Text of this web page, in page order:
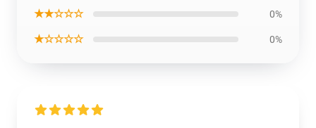
★★☆☆☆ 0%
★☆☆☆☆ 0%